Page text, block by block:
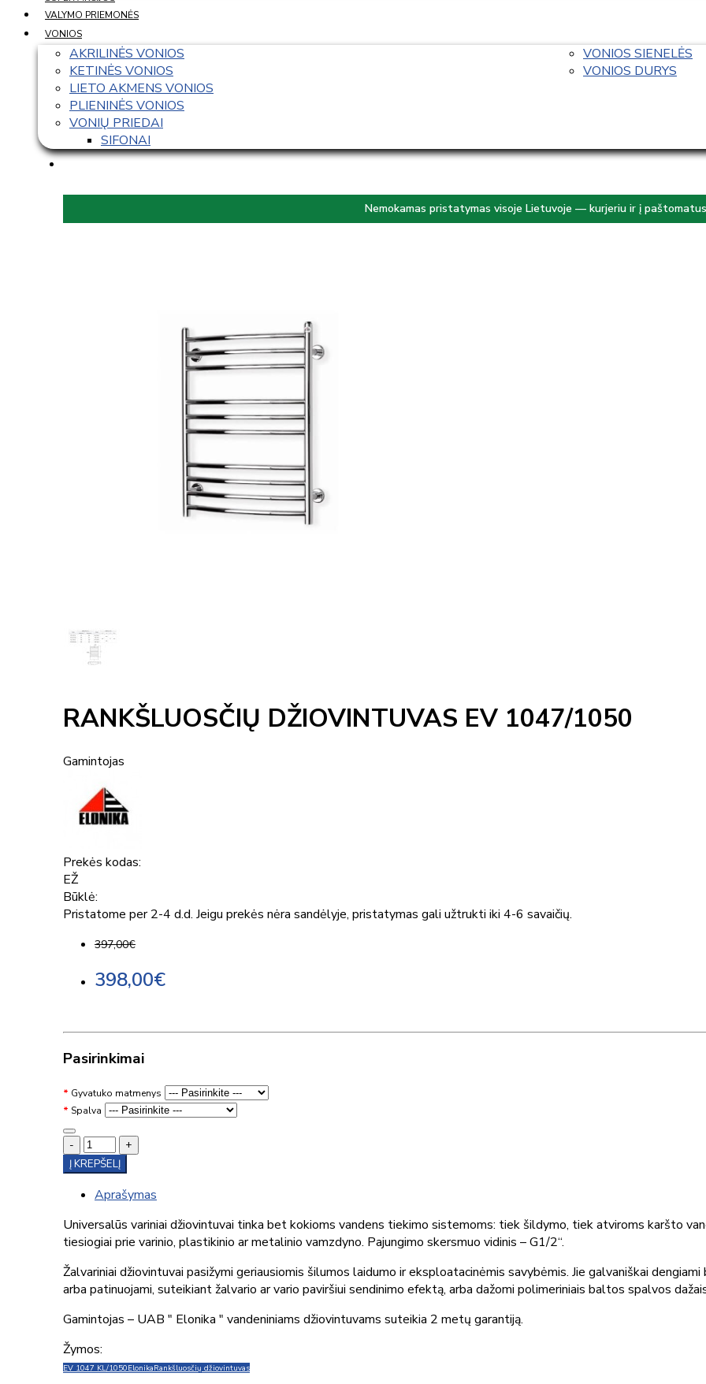
VALYMO PRIEMONĖS
VONIOS
AKRILINĖS VONIOS
KETINĖS VONIOS
LIETO AKMENS VONIOS
PLIENINĖS VONIOS
VONIŲ PRIEDAI
SIFONAI
VONIOS SIENELĖS
VONIOS DURYS
Nemokamas pristatymas visoje Lietuvoje — kurjeriu ir į paštomatus
RANKŠLUOSČIŲ DŽIOVINTUVAS EV 1047/1050
Gamintojas
Prekės kodas:
EŽ
Būklė:
Pristatome per 2-4 d.d. Jeigu prekės nėra sandėlyje, pristatymas gali užtrukti iki 4-6 savaičių.
397,00€
398,00€
Pasirinkimai
Gyvatuko matmenys
Spalva
-
+
Į KREPŠELĮ
Aprašymas
Universalūs variniai džiovintuvai tinka bet kokioms vandens tiekimo sistemoms: tiek šildymo, tiek atviroms karšto
tiesiogiai prie varinio, plastikinio ar metalinio vamzdyno. Pajungimo skersmuo vidinis – G1/2“.
Žalvariniai džiovintuvai pasižymi geriausiomis šilumos laidumo ir eksploatacinėmis savybėmis. Jie galvaniškai
arba patinuojami, suteikiant žalvario ar vario paviršiui sendinimo efektą, arba dažomi polimeriniais baltos spalvos
Gamintojas – UAB " Elonika " vandeniniams džiovintuvams suteikia 2 metų garantiją.
Žymos:
EV 1047 KL/1050ElonikaRankšluosčių džiovintuvas